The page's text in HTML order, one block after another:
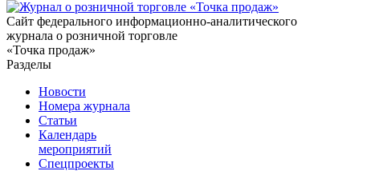
Сайт федерального информационно-аналитического
журнала о розничной торговле
«Точка продаж»
Разделы
Новости
Номера журнала
Статьи
Календарь
мероприятий
Спецпроекты